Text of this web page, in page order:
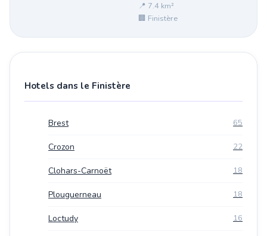
📍 7.4 km²
🏢 Finistère
Hotels dans le Finistère
Brest 65
Crozon 22
Clohars-Carnoët 18
Plouguerneau 18
Loctudy 16